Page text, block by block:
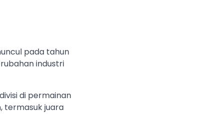
pada tahun
industri
di permainan
termasuk juara